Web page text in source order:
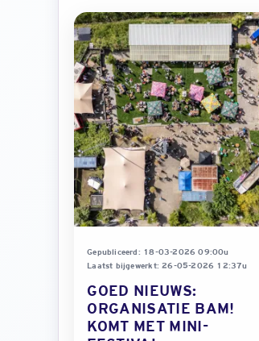
Gepubliceerd: 18-03-2026 09:00u
Laatst bijgewerkt: 26-05-2026 12:37u
GOED NIEUWS:
ORGANISATIE BAM!
KOMT MET MINI-